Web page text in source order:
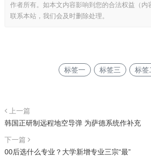
作者所有。如本文内容影响到您的合法权益（内
联系本站，我们会及时删除处理。
标签一 标签三 标签
上一篇
韩国正研制远程地空导弹 为萨德系统作补充
下一篇
00后选什么专业？大学新增专业三宗“最”